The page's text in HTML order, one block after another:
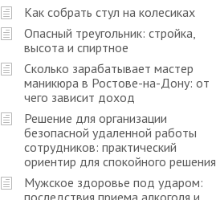
Как собрать стул на колесиках
Опасный треугольник: стройка,
высота и спиртное
Сколько зарабатывает мастер
маникюра в Ростове-на-Дону: от
чего зависит доход
Решение для организации
безопасной удаленной работы
сотрудников: практический
ориентир для спокойного решения
Мужское здоровье под ударом:
последствия приема алкоголя и